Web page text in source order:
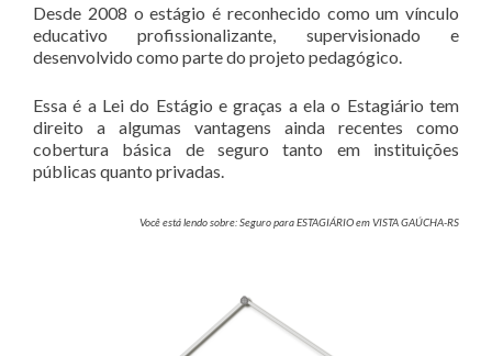
Desde 2008 o estágio é reconhecido como um vínculo
educativo profissionalizante, supervisionado e
desenvolvido como parte do projeto pedagógico.
Essa é a Lei do Estágio e graças a ela o Estagiário tem
direito a algumas vantagens ainda recentes como
cobertura básica de seguro tanto em instituições
públicas quanto privadas.
Você está lendo sobre: Seguro para ESTAGIÁRIO em VISTA GAÚCHA-RS